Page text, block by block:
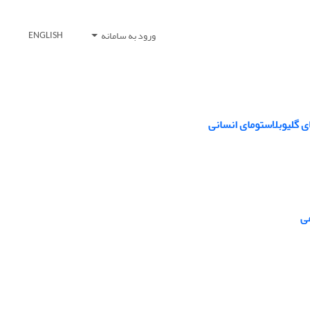
ورود به سامانه ENGLISH
انسانی